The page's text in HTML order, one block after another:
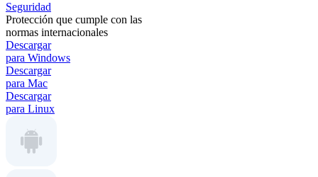
Seguridad
Protección que cumple con las
normas internacionales
Descargar
para Windows
Descargar
para Mac
Descargar
para Linux